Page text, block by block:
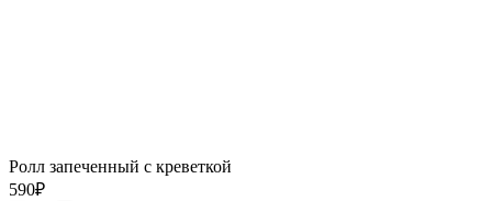
Ролл запеченный с креветкой
590₽